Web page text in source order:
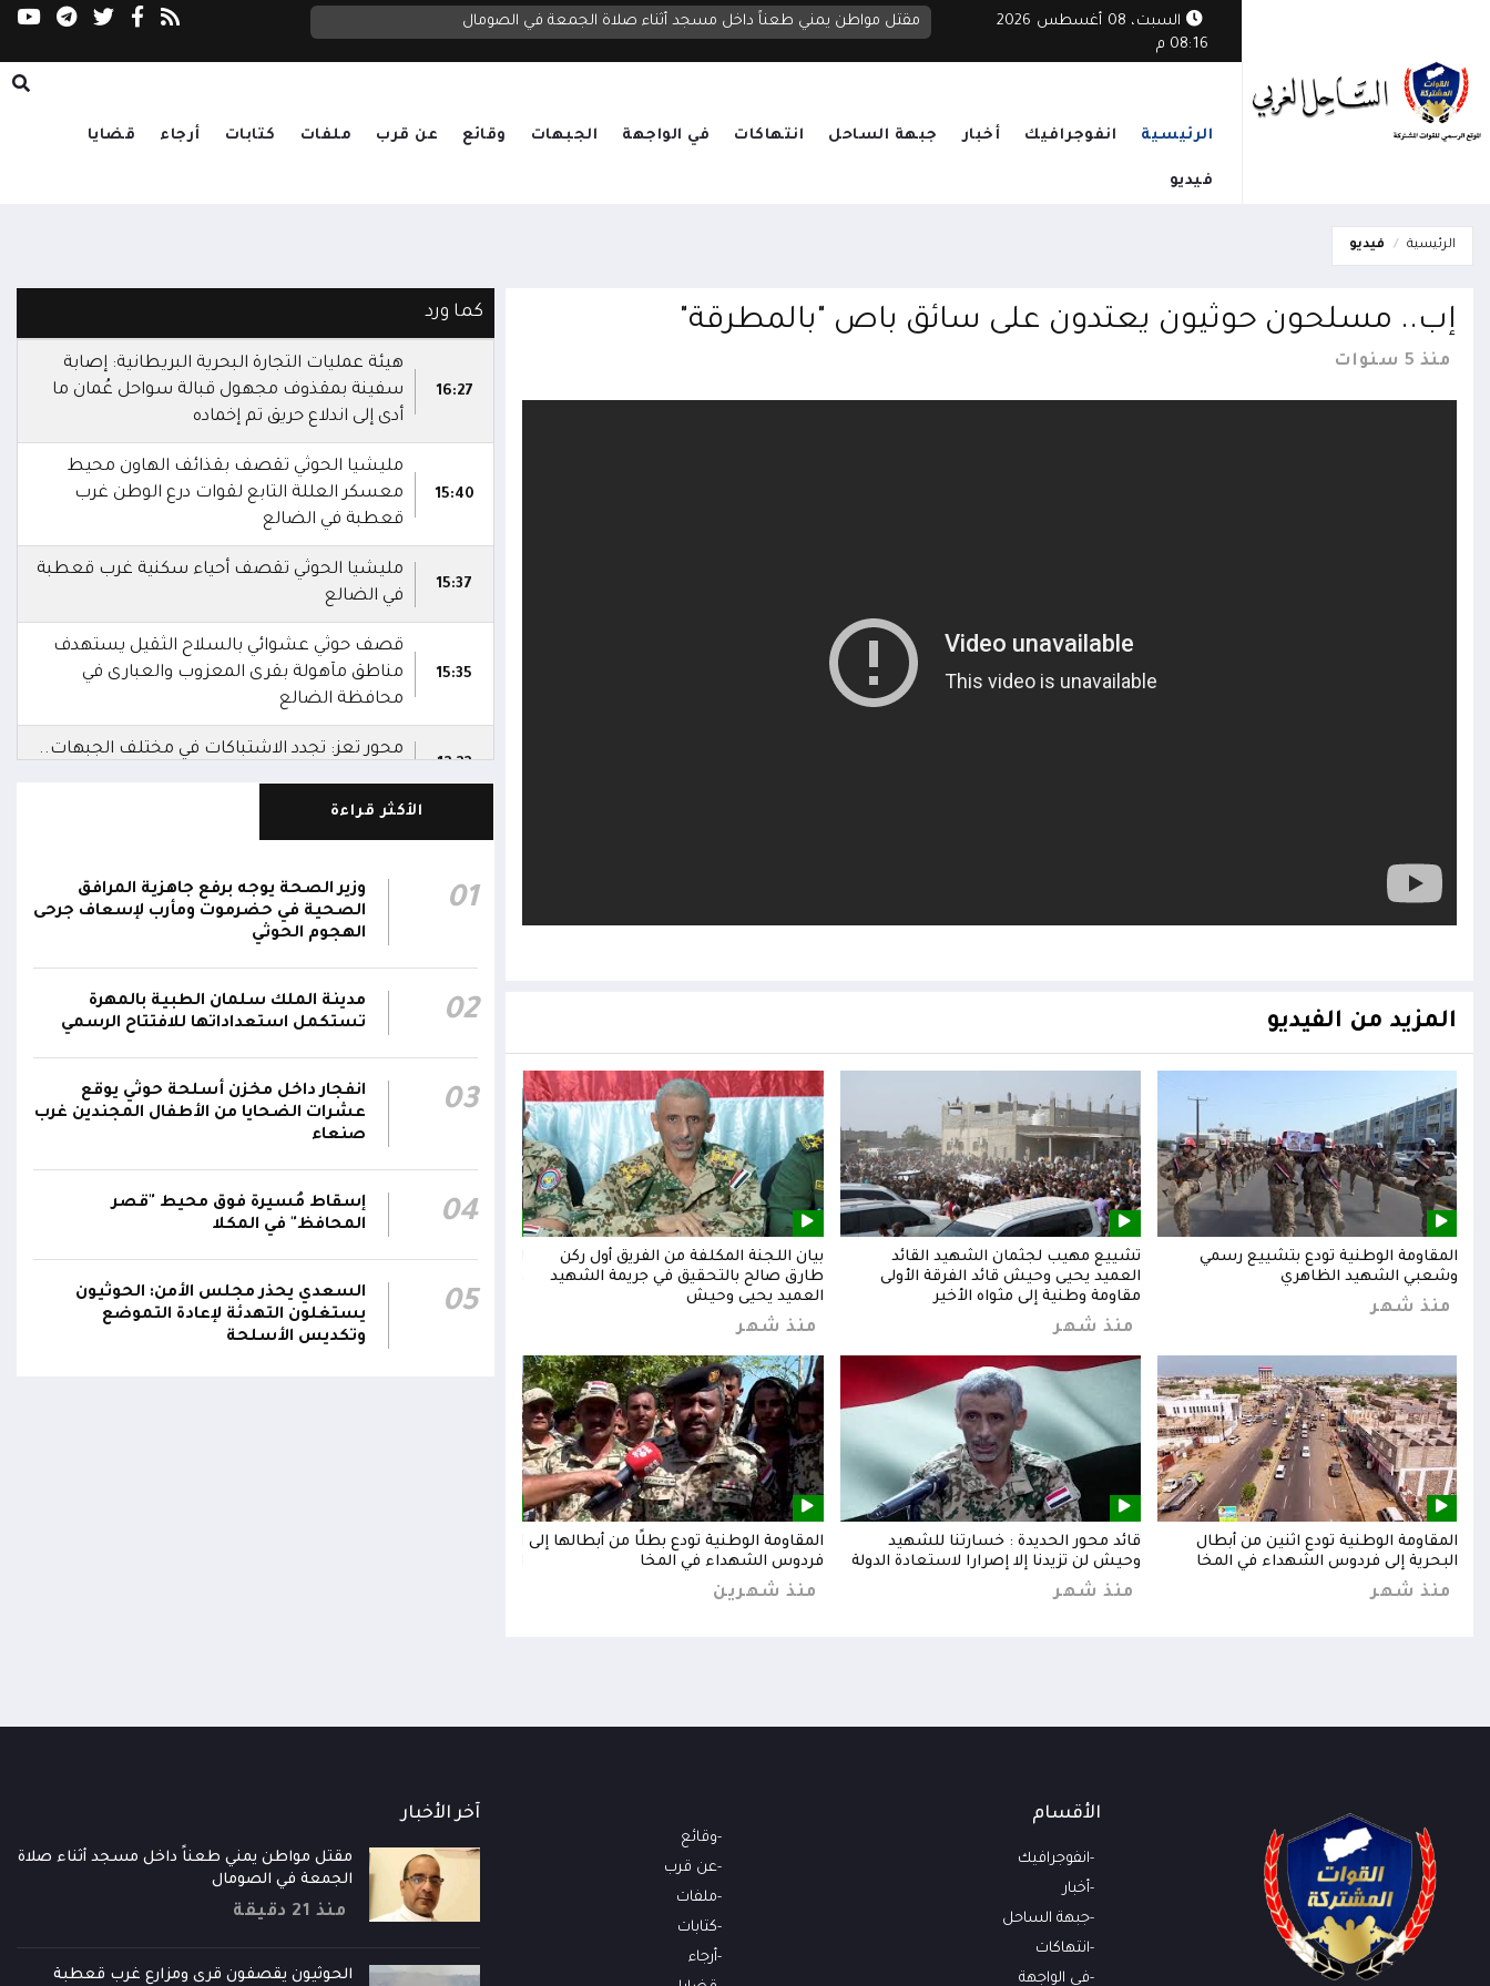
السبت، 08 أغسطس 2026
08:16 م
المسلحة تنفذ رداً عسكرياً موحداً على مليشيا الحوثي في عدة محاور مقتل مواطن يمني طعناً داخل مسجد أثناء صلاة الجمعة في الصومال الحوثيون يقصفون قرى ومزارع غرب قعطبة
الرئيسية انفوجرافيك أخبار جبهة الساحل انتهاكات في الواجهة الجبهات وقائع عن قرب ملفات كتابات أرجاء قضايا
فيديو
الرئيسية فيديو
إب.. مسلحون حوثيون يعتدون على سائق باص "بالمطرقة"
منذ 5 سنوات
المزيد من الفيديو
المقاومة الوطنية تودع بتشييع رسمي
وشعبي الشهيد الظاهري
منذ شهر
تشييع مهيب لجثمان الشهيد القائد
العميد يحيى وحيش قائد الفرقة الأولى
مقاومة وطنية إلى مثواه الأخير
منذ شهر
بيان اللجنة المكلفة من الفريق أول ركن
طارق صالح بالتحقيق في جريمة الشهيد
العميد يحيى وحيش
منذ شهر
المقاومة الوطنية تودع اثنين من أبطال
البحرية إلى فردوس الشهداء في المخا
منذ شهر
قائد محور الحديدة : خسارتنا للشهيد
وحيش لن تزيدنا إلا إصرارا لاستعادة الدولة
منذ شهر
المقاومة الوطنية تودع بطلًا من أبطالها إلى
فردوس الشهداء في المخا
منذ شهرين
المقاومة الوطنية تودع بتشييع رسمي
منذ شهر
تشييع مهيب لجثمان الشهيد
مقاومة وطنية إلى مثواه الأخير
كما ورد
16:27
هيئة عمليات التجارة البحرية البريطانية: إصابة
سفينة بمقذوف مجهول قبالة سواحل عُمان ما
أدى إلى اندلاع حريق تم إخماده
15:40
مليشيا الحوثي تقصف بقذائف الهاون محيط
معسكر العللة التابع لقوات درع الوطن غرب
قعطبة في الضالع
15:37
مليشيا الحوثي تقصف أحياء سكنية غرب قعطبة
في الضالع
15:35
قصف حوثي عشوائي بالسلاح الثقيل يستهدف
مناطق مآهولة بقرى المعزوب والعبارى في
محافظة الضالع
12:22
محور تعز: تجدد الاشتباكات في مختلف الجبهات..
الجبهات والمحاور التابعة للقوات المسلحة،
بمختلف تشكيلاتها ووحداتها ومنتسبيها
06:00
يمر استهداف وحداتنا دون رد وسنتعامل مع أي
اعتداء جديد بالإجراءات العسكرية اللازمة والحازمة،
وفقاً لتوجيهات القيادة السياسية والعسكرية
ومقتضيات الموقف العملياتي
الناطق باسم القوات المسلحة: العملية جسدت
وحدة المحاور والقيادة والسيطرة للقوات المسلحة
الأكثر قراءة
01
وزير الصحة يوجه برفع جاهزية المرافق
الصحية في حضرموت ومأرب لإسعاف جرحى
الهجوم الحوثي
02
مدينة الملك سلمان الطبية بالمهرة
تستكمل استعداداتها للافتتاح الرسمي
03
انفجار داخل مخزن أسلحة حوثي يوقع
عشرات الضحايا من الأطفال المجندين غرب
صنعاء
04
إسقاط مُسيرة فوق محيط "قصر
المحافظ" في المكلا
05
السعدي يحذر مجلس الأمن: الحوثيون
يستغلون التهدئة لإعادة التموضع
وتكديس الأسلحة
الأقسام
انفوجرافيك
أخبار
جبهة الساحل
انتهاكات
في الواجهة
وقائع
عن قرب
ملفات
كتابات
أرجاء
آخر الأخبار
مقتل مواطن يمني طعناً داخل مسجد أثناء صلاة
الجمعة في الصومال
منذ 21 دقيقة
الحوثيون يقصفون قرى ومزارع غرب قعطبة